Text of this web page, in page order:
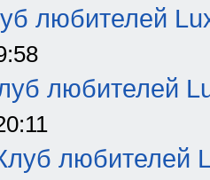
любителей
любителей
любителей